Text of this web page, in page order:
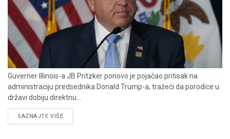
Guverner Illinois-a JB Pritzker ponovo je pojačao pritisak na
administraciju predsednika Donald Trump-a, tražeći da porodice u
državi dobiju direktnu...
SAZNAJTE VIŠEDETAILS